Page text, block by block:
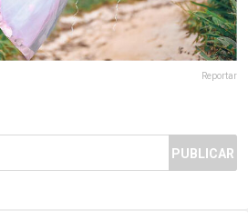
Reportar
PUBLICAR